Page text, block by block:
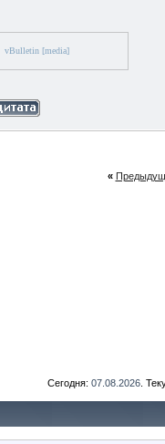
vBulletin [media]
«
Сегодня: 07.08.2026 .